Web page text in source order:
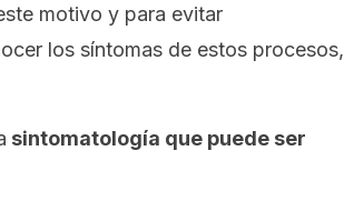
motivo y para evitar
los síntomas de estos procesos,
sintomatología que puede ser